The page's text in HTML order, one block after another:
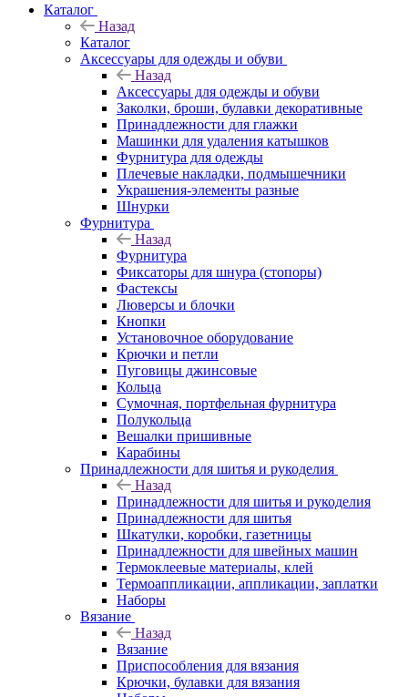
Каталог
Назад
Каталог
Аксессуары для одежды и обуви
Назад
Аксессуары для одежды и обуви
Заколки, броши, булавки декоративные
Принадлежности для глажки
Машинки для удаления катышков
Фурнитура для одежды
Плечевые накладки, подмышечники
Украшения-элементы разные
Шнурки
Фурнитура
Назад
Фурнитура
Фиксаторы для шнура (стопоры)
Фастексы
Люверсы и блочки
Кнопки
Установочное оборудование
Крючки и петли
Пуговицы джинсовые
Кольца
Сумочная, портфельная фурнитура
Полукольца
Вешалки пришивные
Карабины
Принадлежности для шитья и рукоделия
Назад
Принадлежности для шитья и рукоделия
Принадлежности для шитья
Шкатулки, коробки, газетницы
Принадлежности для швейных машин
Термоклеевые материалы, клей
Термоаппликации, аппликации, заплатки
Наборы
Вязание
Назад
Вязание
Приспособления для вязания
Крючки, булавки для вязания